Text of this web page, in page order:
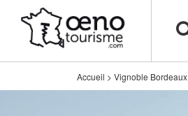
Accueil > Vignoble Bordeaux